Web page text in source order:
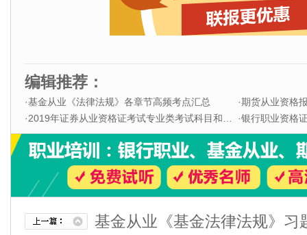
编辑推荐：
·基金从业《法律法规》各章节高频考点汇总 ·期货从业资格
·2019年证券从业资格证考试专业类考试科目和题型 ·银行职业资格证
基金从业《基金法律法规》习